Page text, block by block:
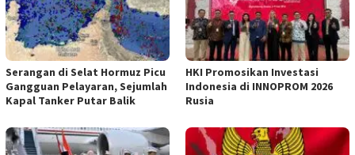
Serangan di Selat Hormuz Picu
Gangguan Pelayaran, Sejumlah
Kapal Tanker Putar Balik
HKI Promosikan Investasi
Indonesia di INNOPROM 2026
Rusia